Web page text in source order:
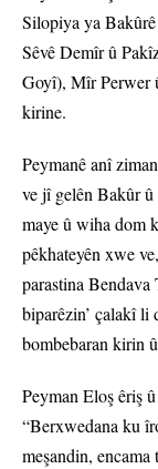
Silopiya ya
Sêvê Demîr û
Goyî), Mîr Perwer
kirine.
Peymanê anî
ve jî gelên Bakûr
maye û wiha dom
pêkhateyên xwe
parastina
biparêzin’ çalakî li
bombebaran kirin
Peyman Eloş êriş
“Berxwedana ku
meşandin,